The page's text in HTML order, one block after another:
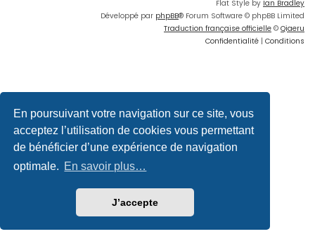
En poursuivant votre navigation sur ce site, vous
acceptez l’utilisation de cookies vous permettant
de bénéficier d’une expérience de navigation
optimale. En savoir plus…
J’accepte
Flat Style by Ian Bradley
Développé par phpBB® Forum Software © phpBB Limited
Traduction française officielle © Qiaeru
Confidentialité | Conditions